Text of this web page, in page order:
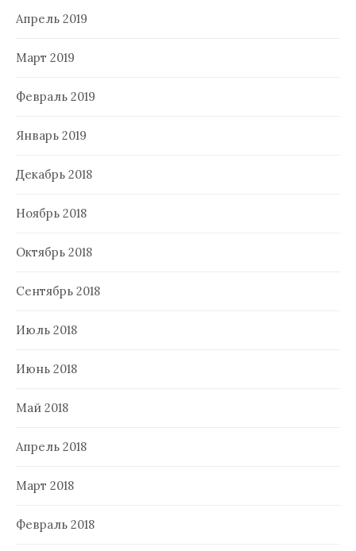
Апрель 2019
Март 2019
Февраль 2019
Январь 2019
Декабрь 2018
Ноябрь 2018
Октябрь 2018
Сентябрь 2018
Июль 2018
Июнь 2018
Май 2018
Апрель 2018
Март 2018
Февраль 2018